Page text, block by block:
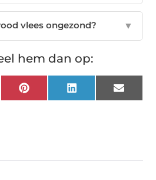
vlees ongezond? ▼
hem dan op:
Pinterest LinkedIn Email